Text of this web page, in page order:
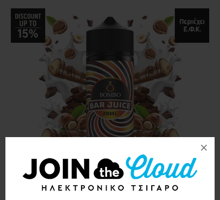
×
Bombo Bar Juice Chocolate